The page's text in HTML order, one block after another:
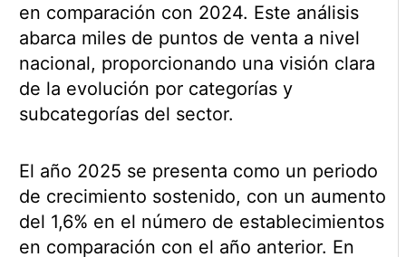
en comparación con 2024. Este análisis
abarca miles de puntos de venta a nivel
nacional, proporcionando una visión clara
de la evolución por categorías y
subcategorías del sector.
El año 2025 se presenta como un periodo
de crecimiento sostenido, con un aumento
del 1,6% en el número de establecimientos
en comparación con el año anterior. En